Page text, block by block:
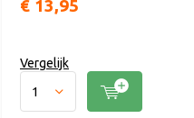
€ 13,95
Vergelijk